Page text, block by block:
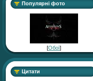
Популярні фото
[Обої]
Цитати